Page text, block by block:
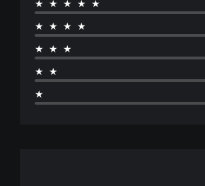
★★★★★
★★★★
★★★
★★
★